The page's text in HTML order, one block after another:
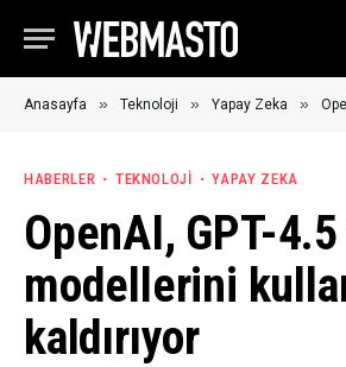
Anasayfa » Teknoloji » Yapay Zeka »
HABERLER TEKNOLOJI YAPAY ZEKA
OpenAI, GPT-
modellerini
kaldırıyor